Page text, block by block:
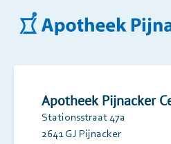
Apotheek Pijnacker
Stationsstraat 47a
2641 GJ Pijnacker